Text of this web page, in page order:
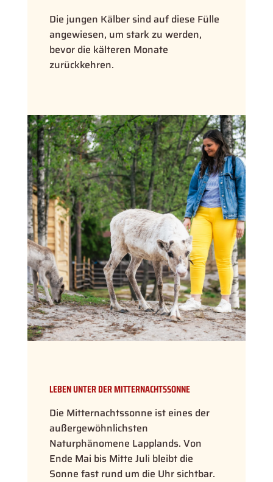
Die jungen Kälber sind auf diese Fülle
angewiesen, um stark zu werden,
bevor die kälteren Monate
zurückkehren.
LEBEN UNTER DER MITTERNACHTSSONNE
Die Mitternachtssonne ist eines der
außergewöhnlichsten
Naturphänomene Lapplands. Von
Ende Mai bis Mitte Juli bleibt die
Sonne fast rund um die Uhr sichtbar.